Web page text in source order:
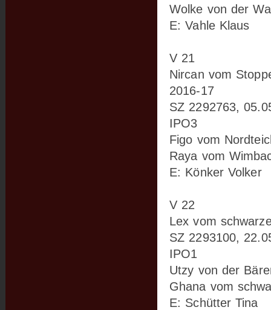
Wolke von der
E: Vahle Klaus
V 21
Nircan vom
2016-17
SZ 2292763,
IPO3
Figo vom
Raya vom
E: Könker Volker
V 22
Lex vom
SZ 2293100,
IPO1
Utzy von der
Ghana vom
E: Schütter Tina